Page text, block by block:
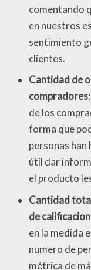
comentando
en nuestros
sentimiento
clientes.
Cantidad de
compradores
de los
forma que
personas han
útil dar
el producto
Cantidad
de
en la medida
numero de
métrica de